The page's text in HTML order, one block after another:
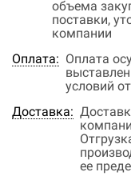
объема
поставки,
компании
Оплата: Оплата
условий
Доставка:
ее